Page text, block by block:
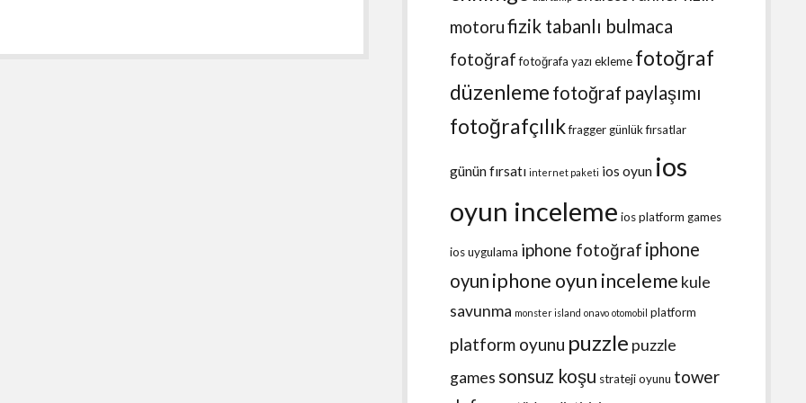
motorufizik tabanlı bulmaca
fotoğraf fotoğrafa yazı ekleme fotoğraf
düzenleme fotoğraf paylaşımı
fotoğrafçılıkfraggergünlük fırsatlar
günün fırsatı internet paketi ios oyun ios
oyun inceleme ios platform games
ios uygulama iphone fotoğraf iphone
oyun iphone oyun inceleme kule
savunma monster island onavo otomobil platform
platform oyunu puzzle puzzle
games sonsuz koşu strateji oyunu tower